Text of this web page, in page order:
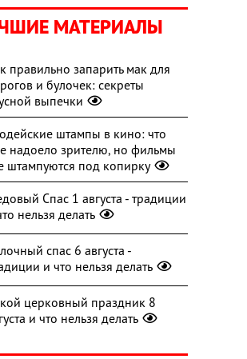
МАТЕРИАЛЫ
правильно запарить мак для
и булочек: секреты
выпечки
штампы в кино: что
надоело зрителю, но фильмы
штампуются под копирку
Спас 1 августа - традиции
нельзя делать
спас 6 августа -
и что нельзя делать
церковный праздник 8
и что нельзя делать